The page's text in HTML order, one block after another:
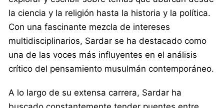
la ciencia y la religión hasta la historia y la política.
Con una fascinante mezcla de intereses
multidisciplinarios, Sardar se ha destacado como
una de las voces más influyentes en el análisis
crítico del pensamiento musulmán contemporáneo.
A lo largo de su extensa carrera, Sardar ha